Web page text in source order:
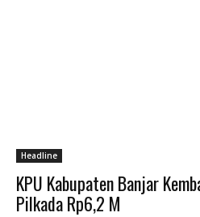
Headline
KPU Kabupaten Banjar
Pilkada Rp6,2 M